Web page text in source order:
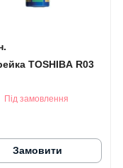
TOSHIBA R03
Під замовлення
Замовити